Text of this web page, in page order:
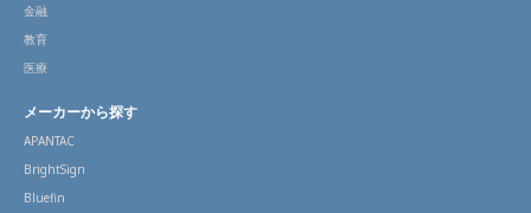
金融
教育
医療
メーカーから探す
APANTAC
BrightSign
Bluefin